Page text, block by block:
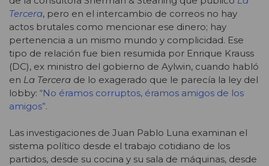
Tercera, pero en el intercambio de correos no hay
actos brutales como mencionar ese dinero; hay
pertenencia a un mismo mundo y complicidad. Ese
tipo de relación fue bien resumida por Enrique Krauss
(DC), ex ministro del gobierno de Aylwin, cuando habló
en La Tercera de lo exagerado que le parecía la ley del
lobby: “No éramos corruptos, éramos amigos de los
amigos”.
Las investigaciones de Juan Pablo Luna examinan el
sistema político desde el trabajo cotidiano de los
partidos, desde su cocina y su sala de máquinas, desde